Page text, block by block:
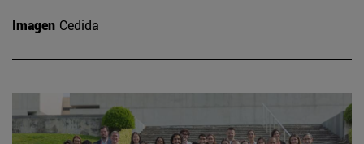
Imagen Cedida